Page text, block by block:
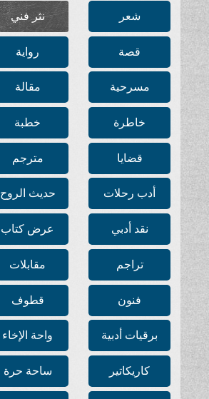
شعر نثر فني
قصة رواية
مسرحية مقالة
خاطرة خطبة
قضايا مترجم
أدب رحلات حديث الروح
نقد أدبي عرض كتاب
تراجم مقابلات
فنون قطوف
برقيات أدبية واحة الإخاء
كاريكاتير ساحة حرة